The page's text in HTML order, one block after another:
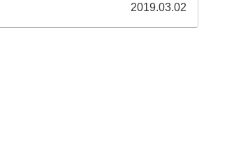
2019.03.02